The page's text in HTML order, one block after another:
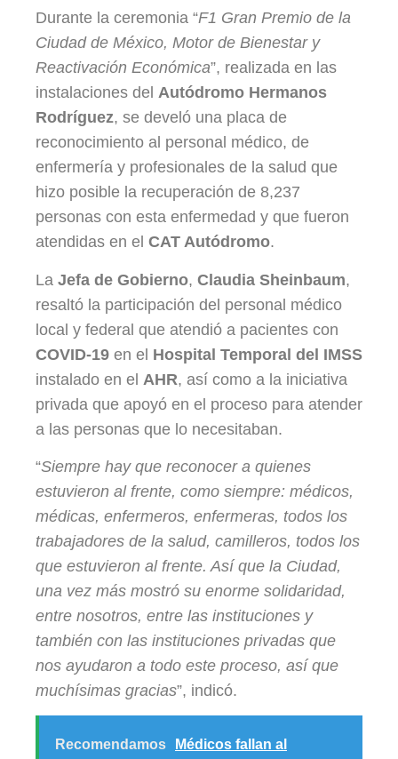
Durante la ceremonia “F1 Gran Premio de la
Ciudad de México, Motor de Bienestar y
Reactivación Económica”, realizada en las
instalaciones del Autódromo Hermanos
Rodríguez, se develó una placa de
reconocimiento al personal médico, de
enfermería y profesionales de la salud que
hizo posible la recuperación de 8,237
personas con esta enfermedad y que fueron
atendidas en el CAT Autódromo.
La Jefa de Gobierno, Claudia Sheinbaum,
resaltó la participación del personal médico
local y federal que atendió a pacientes con
COVID-19 en el Hospital Temporal del IMSS
instalado en el AHR, así como a la iniciativa
privada que apoyó en el proceso para atender
a las personas que lo necesitaban.
“Siempre hay que reconocer a quienes
estuvieron al frente, como siempre: médicos,
médicas, enfermeros, enfermeras, todos los
trabajadores de la salud, camilleros, todos los
que estuvieron al frente. Así que la Ciudad,
una vez más mostró su enorme solidaridad,
entre nosotros, entre las instituciones y
también con las instituciones privadas que
nos ayudaron a todo este proceso, así que
muchísimas gracias”, indicó.
Recomendamos
Médicos fallan al